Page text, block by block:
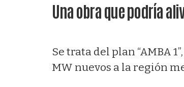
Una obra que podría
Se trata del plan “AMBA
MW nuevos a la región